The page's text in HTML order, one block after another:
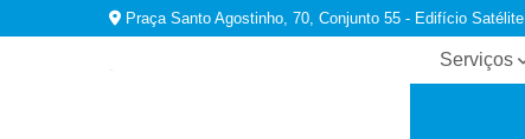
Praça Santo Agostinho, 70, Conjunto 55 - Edifício Satélite
Serviços